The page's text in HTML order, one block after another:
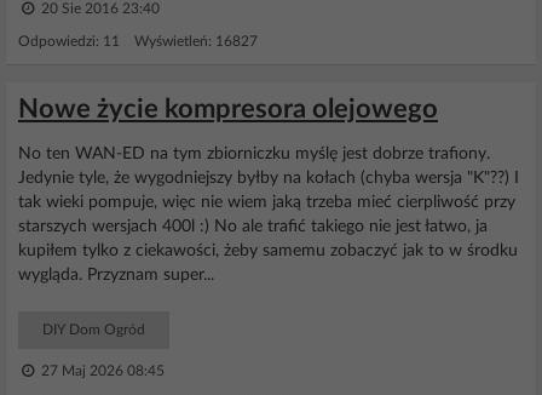
20 Sie 2016 23:40
Odpowiedzi: 11 Wyświetleń: 16827
Nowe życie kompresora olejowego
No ten WAN-ED na tym zbiorniczku myślę jest dobrze trafiony.
Jedynie tyle, że wygodniejszy byłby na kołach (chyba wersja "K"??) I
tak wieki pompuje, więc nie wiem jaką trzeba mieć cierpliwość przy
starszych wersjach 400l :) No ale trafić takiego nie jest łatwo, ja
kupiłem tylko z ciekawości, żeby samemu zobaczyć jak to w środku
wygląda. Przyznam super...
DIY Dom Ogród
27 Maj 2026 08:45